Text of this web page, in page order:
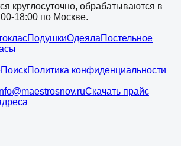
круглосуточно, обрабатываются в
18:00 по Москве.
ПодушкиОдеялаПостельное
ПоискПолитика конфиденциальности
Скачать прайс